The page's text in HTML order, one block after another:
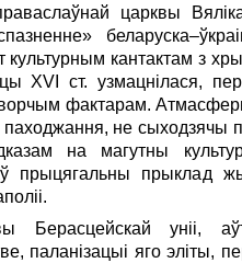
царквы
культурным кантактам з
XVI ст. узмацнілася,
фактарам.
не сыходзячы
на магутны
прыклад
Берасцейскай
паланізацыі яго эліты,